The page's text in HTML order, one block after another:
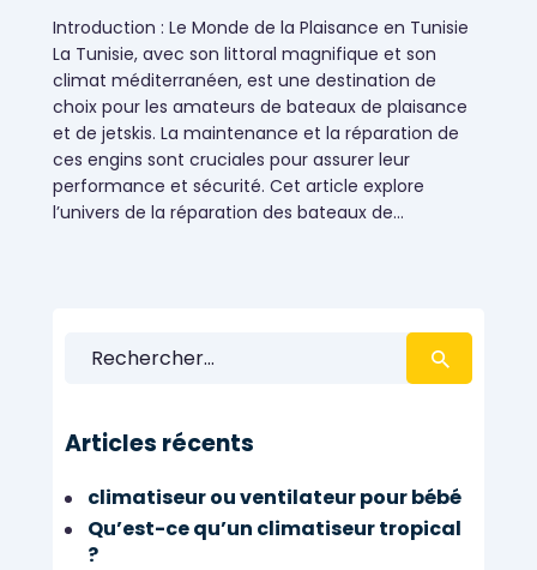
Services bateaux
Introduction : Le Monde de la Plaisance en Tunisie
La Tunisie, avec son littoral magnifique et son
climat méditerranéen, est une destination de
choix pour les amateurs de bateaux de plaisance
et de jetskis. La maintenance et la réparation de
ces engins sont cruciales pour assurer leur
performance et sécurité. Cet article explore
l’univers de la réparation des bateaux de…
Rechercher :
Articles récents
climatiseur ou ventilateur pour bébé
Qu’est-ce qu’un climatiseur tropical
?